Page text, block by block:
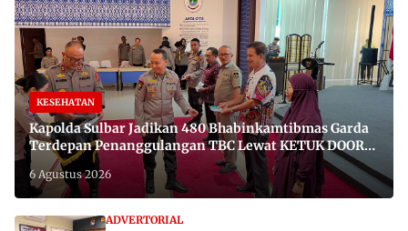
KESEHATAN
Kapolda Sulbar Jadikan 480 Bhabinkamtibmas Garda
Terdepan Penanggulangan TBC Lewat KETUK DOORS
di 650 Desa
6 Agustus 2026
ADVERTORIAL